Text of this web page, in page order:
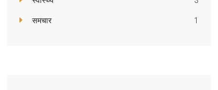
समचार 1